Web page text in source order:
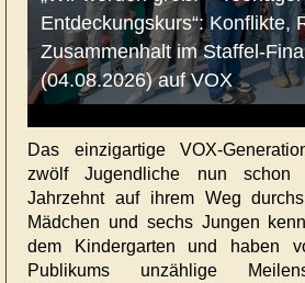
Entdeckungskurs“: Konflikte,
Zusammenhalt im Staffel-
(04.08.2026) auf VOX
Das einzigartige VOX-
zwölf Jugendliche nun
Jahrzehnt auf ihrem Weg
Mädchen und sechs Jungen
dem Kindergarten und haben
Publikums unzählige